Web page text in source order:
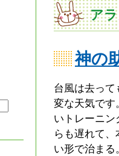
ア
神の
台風は去っ
変な天気です
いトレーニ
らも遅れて
い形で治ま